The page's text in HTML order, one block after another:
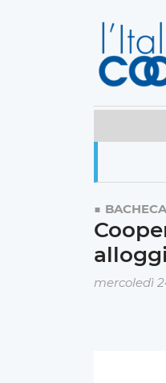
BACHECA
alloggi
mercoledì